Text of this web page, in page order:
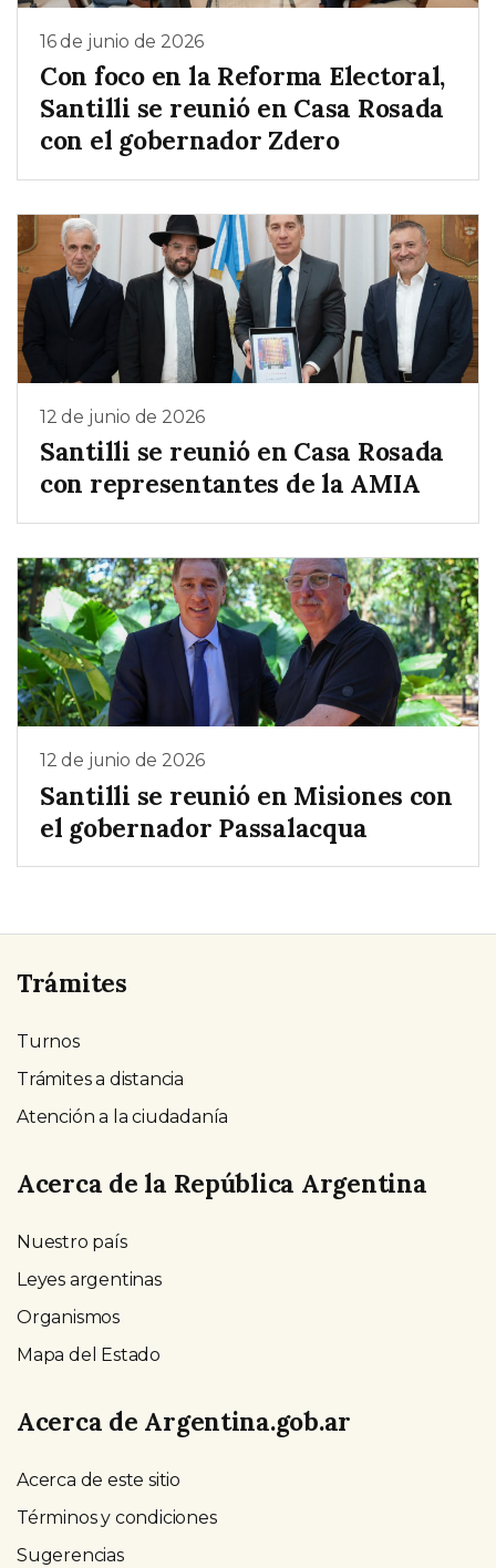
16 de junio de 2026
Con foco en la Reforma Electoral,
Santilli se reunió en Casa Rosada
con el gobernador Zdero
12 de junio de 2026
Santilli se reunió en Casa Rosada
con representantes de la AMIA
12 de junio de 2026
Santilli se reunió en Misiones con
el gobernador Passalacqua
Trámites
Turnos
Trámites a distancia
Atención a la ciudadanía
Acerca de la República Argentina
Nuestro país
Leyes argentinas
Organismos
Mapa del Estado
Acerca de Argentina.gob.ar
Acerca de este sitio
Términos y condiciones
Sugerencias